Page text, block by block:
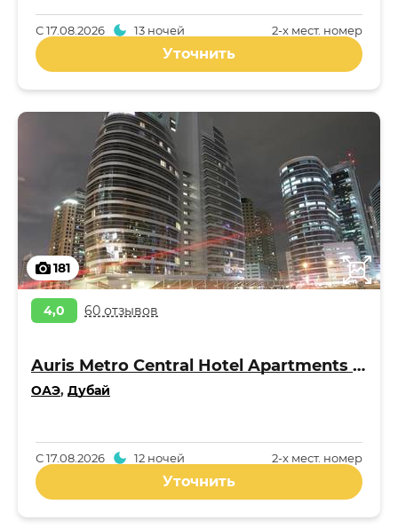
2-x мест. номер
С17.08.2026 13 ночей
Уточнить
181
4,0 60 отзывов
Auris Metro Central Hotel Apartments 4*
ОАЭ, Дубай
2-x мест. номер
С17.08.2026 12 ночей
Уточнить